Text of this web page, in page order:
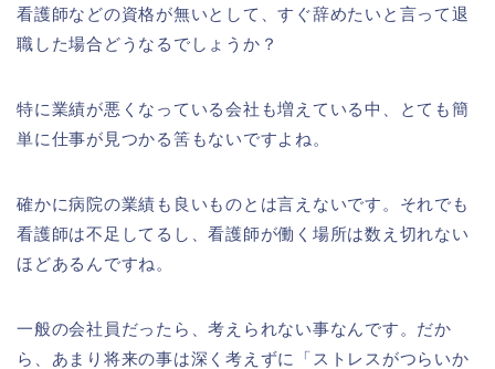
看護師などの資格が無いとして、すぐ辞めたいと言って退
職した場合どうなるでしょうか？
特に業績が悪くなっている会社も増えている中、とても簡
単に仕事が見つかる筈もないですよね。
確かに病院の業績も良いものとは言えないです。それでも
看護師は不足してるし、看護師が働く場所は数え切れない
ほどあるんですね。
一般の会社員だったら、考えられない事なんです。だか
ら、あまり将来の事は深く考えずに「ストレスがつらいか